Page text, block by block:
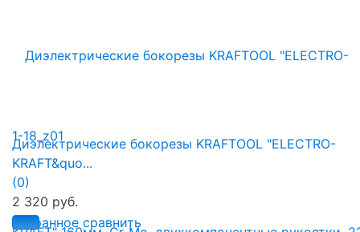
избранное сравнить
Диэлектрические бокорезы KRAFTOOL "ELECTRO-
KRAFT&quo...
(0)
2 320 руб.